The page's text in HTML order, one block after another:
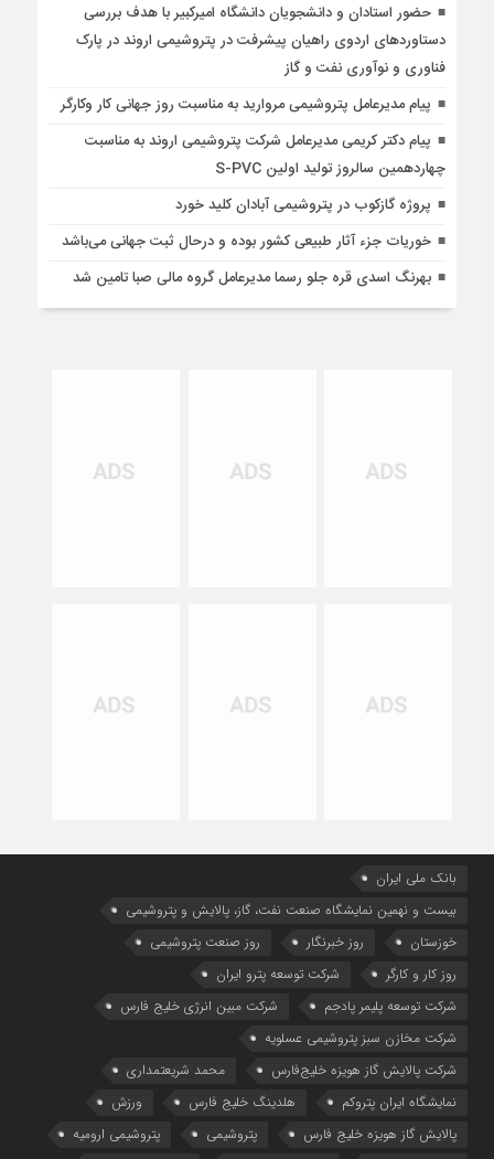
حضور استادان و دانشجویان دانشگاه امیرکبیر با هدف بررسی
دستاوردهای اردوی راهیان پیشرفت در پتروشیمی اروند در پارک
فناوری و نوآوری نفت و گاز
پیام مدیرعامل پتروشیمی مروارید به مناسبت روز جهانی کار وکارگر
پیام دکتر کریمی مدیرعامل شرکت پتروشیمی اروند به مناسبت
چهاردهمین سالروز تولید اولین S-PVC
پروژه گازکوب در پتروشیمی آبادان کلید خورد
خوریات جزء آثار طبیعی کشور بوده و درحال ثبت جهانی می‌باشد
بهرنگ اسدی قره جلو رسما مدیرعامل گروه مالی صبا تامین شد
بانک ملی ایران
بیست و نهمین نمایشگاه صنعت نفت، گاز، پالایش و پتروشیمی
خوزستان
روز خبرنگار
روز صنعت پتروشیمی
روز کار و کارگر
شركت توسعه پترو ایران
شرکت توسعه پلیمر پادجم
شرکت مبین انرژی خلیج فارس
شرکت مخازن سبز پتروشیمی عسلویه
شرکت پالایش گاز هویزه خلیج‌فارس
محمد شریعتمداری
نمایشگاه ایران پتروکم
هلدینگ خلیج فارس
ورزش
پالایش گاز هویزه خلیج فارس
پتروشیمی
پتروشیمی ارومیه